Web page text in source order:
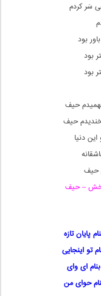
سَر کردم
بود
بود
بود
حیف
حیف
دنیا
حیف
– حیف
پایان تازه
تو اینجایی
ای وای
حوای من